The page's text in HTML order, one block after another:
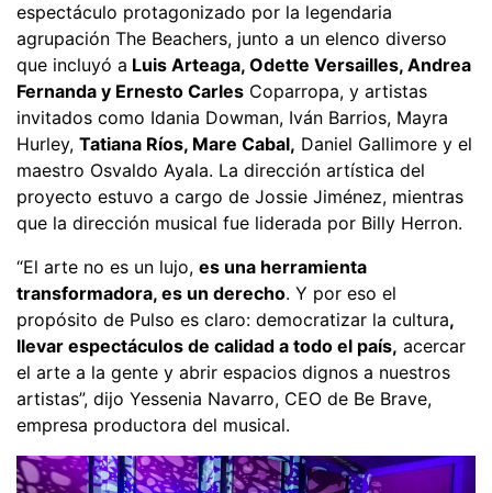
espectáculo protagonizado por la legendaria
agrupación The Beachers, junto a un elenco diverso
que incluyó a Luis Arteaga, Odette Versailles, Andrea
Fernanda y Ernesto Carles Coparropa, y artistas
invitados como Idania Dowman, Iván Barrios, Mayra
Hurley, Tatiana Ríos, Mare Cabal, Daniel Gallimore y el
maestro Osvaldo Ayala. La dirección artística del
proyecto estuvo a cargo de Jossie Jiménez, mientras
que la dirección musical fue liderada por Billy Herron.
“El arte no es un lujo, es una herramienta
transformadora, es un derecho. Y por eso el
propósito de Pulso es claro: democratizar la cultura,
llevar espectáculos de calidad a todo el país, acercar
el arte a la gente y abrir espacios dignos a nuestros
artistas”, dijo Yessenia Navarro, CEO de Be Brave,
empresa productora del musical.